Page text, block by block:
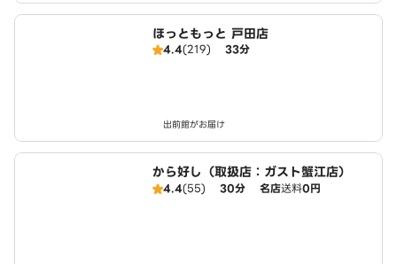
ほっともっと 戸田店
4.4(219) 33分
出前館がお届け
から好し（取扱店：ガスト蟹江店）
4.4(55) 30分 名店送料0円